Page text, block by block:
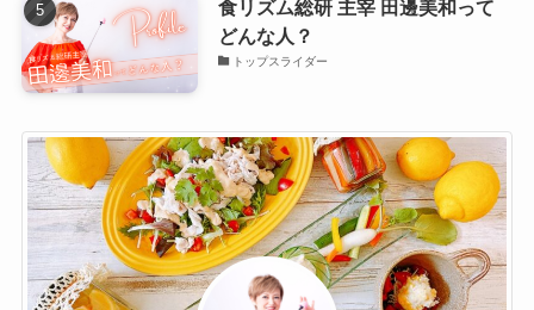
食リズム総研 主宰 田邊美和って
どんな人？
トップスライダー